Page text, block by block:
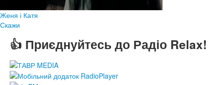
Женя і Катя
Скажи
👍 Приєднуйтесь до Радіо Relax!